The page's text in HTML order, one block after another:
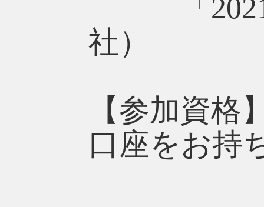
「2021年
社）
【参加資格
口座をお持